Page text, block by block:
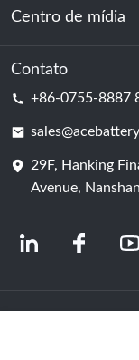
Sustentabilidade
Armazenamento
Centro de dados
Célula de bateria
Centro de mídia
Notícias
Contato
+86-0755-8887
29F, Hanking
Avenue,
© 2024 Fabricantes
baterias de lítio | ACE